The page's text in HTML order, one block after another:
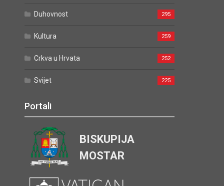
Duhovnost 295
Kultura 259
Crkva u Hrvata 252
Svijet 225
Portali
BISKUPIJA
MOSTAR